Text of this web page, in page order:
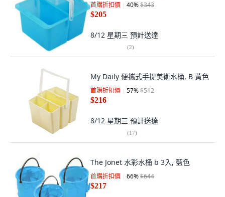
首購折扣價 40%$343
$205
8/12 星期三 預計送達
(2)
My Daily 便攜式手提美術水桶, B 黃色
首購折扣價 57%$512
$216
8/12 星期三 預計送達
(17)
The Jonet 水彩水桶 b 3入, 藍色
首購折扣價 66%$644
$217